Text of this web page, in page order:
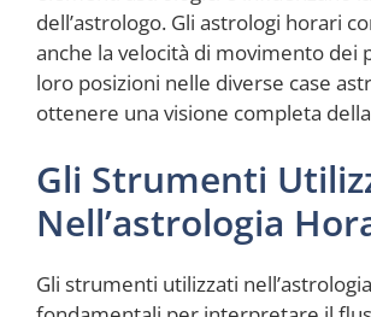
dell’astrologo. Gli astrologi horari
anche la velocità di movimento dei
loro posizioni nelle diverse case
ottenere una visione completa
Gli Strumenti
Nell’astrologia
Gli strumenti utilizzati